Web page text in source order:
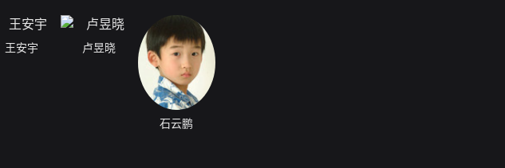
王安宇 卢昱晓
石云鹏